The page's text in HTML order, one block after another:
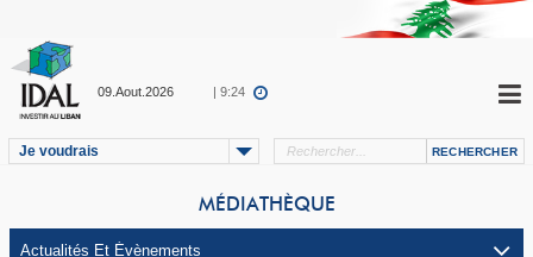
09.Aout.2026 | 9:24
Je voudrais
MÉDIATHÈQUE